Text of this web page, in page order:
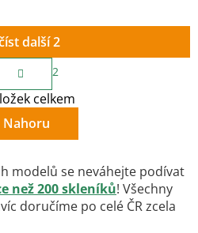
skleník,...
O
v
l
á
c
í
p
další 2
S
t
r
á
n
k
o
á
n
í
2
celkem
Nahoru
modelů se neváhejte podívat
než 200 skleníků! Všechny
doručíme po celé ČR zcela